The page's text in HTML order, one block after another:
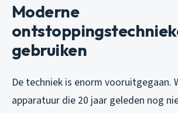
Moderne
gebruiken
De techniek is enorm vooruitgegaan.
apparatuur die 20 jaar geleden nog